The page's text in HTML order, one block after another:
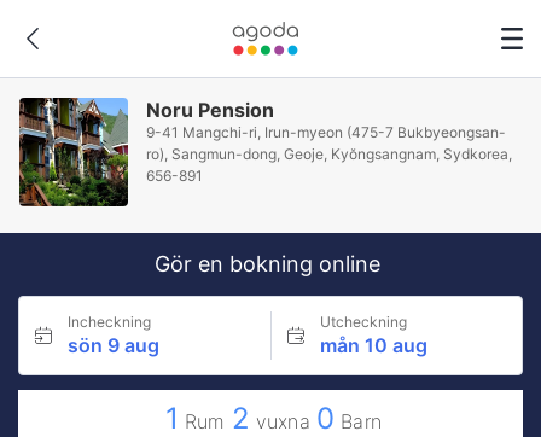
Noru Pension
9-41 Mangchi-ri, Irun-myeon (475-7 Bukbyeongsan-
ro), Sangmun-dong, Geoje, Kyŏngsangnam, Sydkorea,
656-891
Gör en bokning online
Incheckning
sön 9 aug
Utcheckning
mån 10 aug
1 Rum 2 vuxna 0 Barn